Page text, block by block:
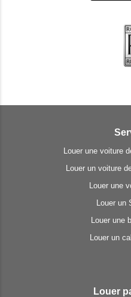
Louer une voiture
Louer un voiture
Louer une
Louer
Louer une
Louer un
Louer